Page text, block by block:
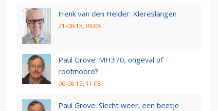
Henk van den Helder: Klereslangen
21-08-15, 09:08
Paul Grove: MH370, ongeval of
roofmoord?
06-08-15, 11:08
Paul Grove: Slecht weer, een beetje